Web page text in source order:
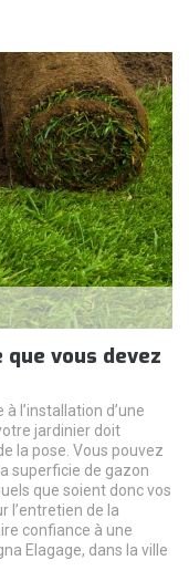
que vous devez
l’installation d’une
jardinier doit
la pose. Vous pouvez
superficie de gazon
que soient donc vos
l’entretien de la
confiance à une
Elagage, dans la ville